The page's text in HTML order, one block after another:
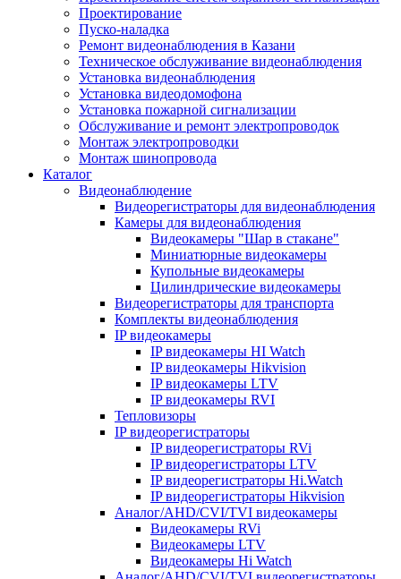
Проектирование
Пуско-наладка
Ремонт видеонаблюдения в Казани
Техническое обслуживание видеонаблюдения
Установка видеонаблюдения
Установка видеодомофона
Установка пожарной сигнализации
Обслуживание и ремонт электропроводок
Монтаж электропроводки
Монтаж шинопровода
Каталог
Видеонаблюдение
Видеорегистраторы для видеонаблюдения
Камеры для видеонаблюдения
Видеокамеры "Шар в стакане"
Миниатюрные видеокамеры
Купольные видеокамеры
Цилиндрические видеокамеры
Видеорегистраторы для транспорта
Комплекты видеонаблюдения
IP видеокамеры
IP видеокамеры HI Watch
IP видеокамеры Hikvision
IP видеокамеры LTV
IP видеокамеры RVI
Тепловизоры
IP видеорегистраторы
IP видеорегистраторы RVi
IP видеорегистраторы LTV
IP видеорегистраторы Hi.Watch
IP видеорегистраторы Hikvision
Аналог/AHD/CVI/TVI видеокамеры
Видеокамеры RVi
Видеокамеры LTV
Видеокамеры Hi Watch